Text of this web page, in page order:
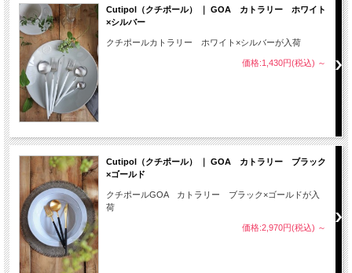
Cutipol（クチポール） ｜ GOA カトラリー ホワイト
×シルバー
クチポールカトラリー ホワイト×シルバーが入荷
価格:1,430円(税込) ～
Cutipol（クチポール） ｜ GOA カトラリー ブラック
×ゴールド
クチポールGOA カトラリー ブラック×ゴールドが入
荷
価格:2,970円(税込) ～